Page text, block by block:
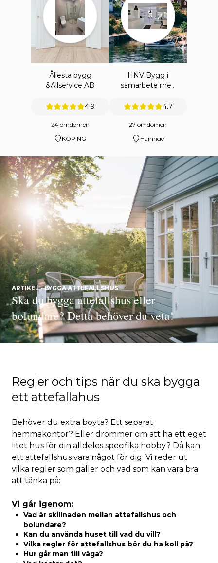
Ållesta bygg
&Allservice AB
4.9
24 omdömen
KÖPING
HNV Bygg i
samarbete med
ENTREPRENAD
4.7
27 omdömen
Haninge
Regler och tips när du ska bygga
ett attefallahus
Behöver du extra boyta? Ett separat
hemmakontor? Eller drömmer om att ha ett eget
litet hus för din alldeles specifika hobby? Då kan
ett attefallshus vara något för dig. Vi reder ut
vilka regler som gäller och vad som kan vara bra
att tänka på:
Vi går igenom:
Vad är skillnaden mellan attefallshus och
bolundare?
Kan du använda huset till vad du vill?
Vilka regler för attefallshus bör du ha koll på?
Hur går man till väga?
ARTIKEL - BYGGA ATTEFALLSHUS
Ska du bygga attefallshus eller
bolundare? Detta behöver du veta!